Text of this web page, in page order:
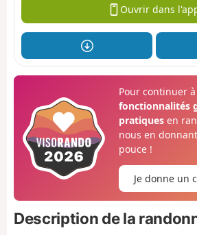
Ouvrir dans
Pour continuer
fonctionnalités
pratiquesen
nous en
pouce !
Je donne un
Description de la